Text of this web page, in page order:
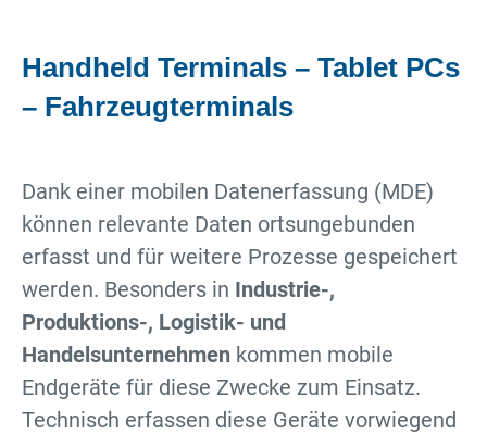
Handheld Terminals – Tablet PCs
– Fahrzeugterminals
Dank einer mobilen Datenerfassung (MDE)
können relevante Daten ortsungebunden
erfasst und für weitere Prozesse gespeichert
werden. Besonders in Industrie-,
Produktions-, Logistik- und
Handelsunternehmen kommen mobile
Endgeräte für diese Zwecke zum Einsatz.
Technisch erfassen diese Geräte vorwiegend